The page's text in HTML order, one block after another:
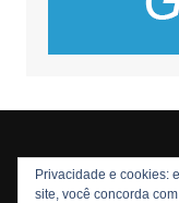
Copyright © 2026
Privacidade e cookies:
site, você concorda